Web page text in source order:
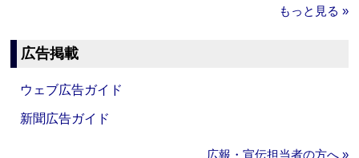
もっと見る »
広告掲載
ウェブ広告ガイド
新聞広告ガイド
広報・宣伝担当者の方へ »